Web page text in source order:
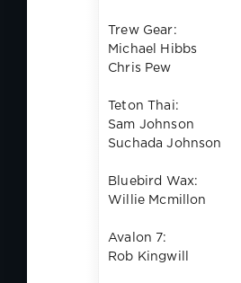
Trew Gear:
Michael Hibbs
Chris Pew
Teton Thai:
Sam Johnson
Suchada Johnson
Bluebird Wax:
Willie Mcmillon
Avalon 7:
Rob Kingwill